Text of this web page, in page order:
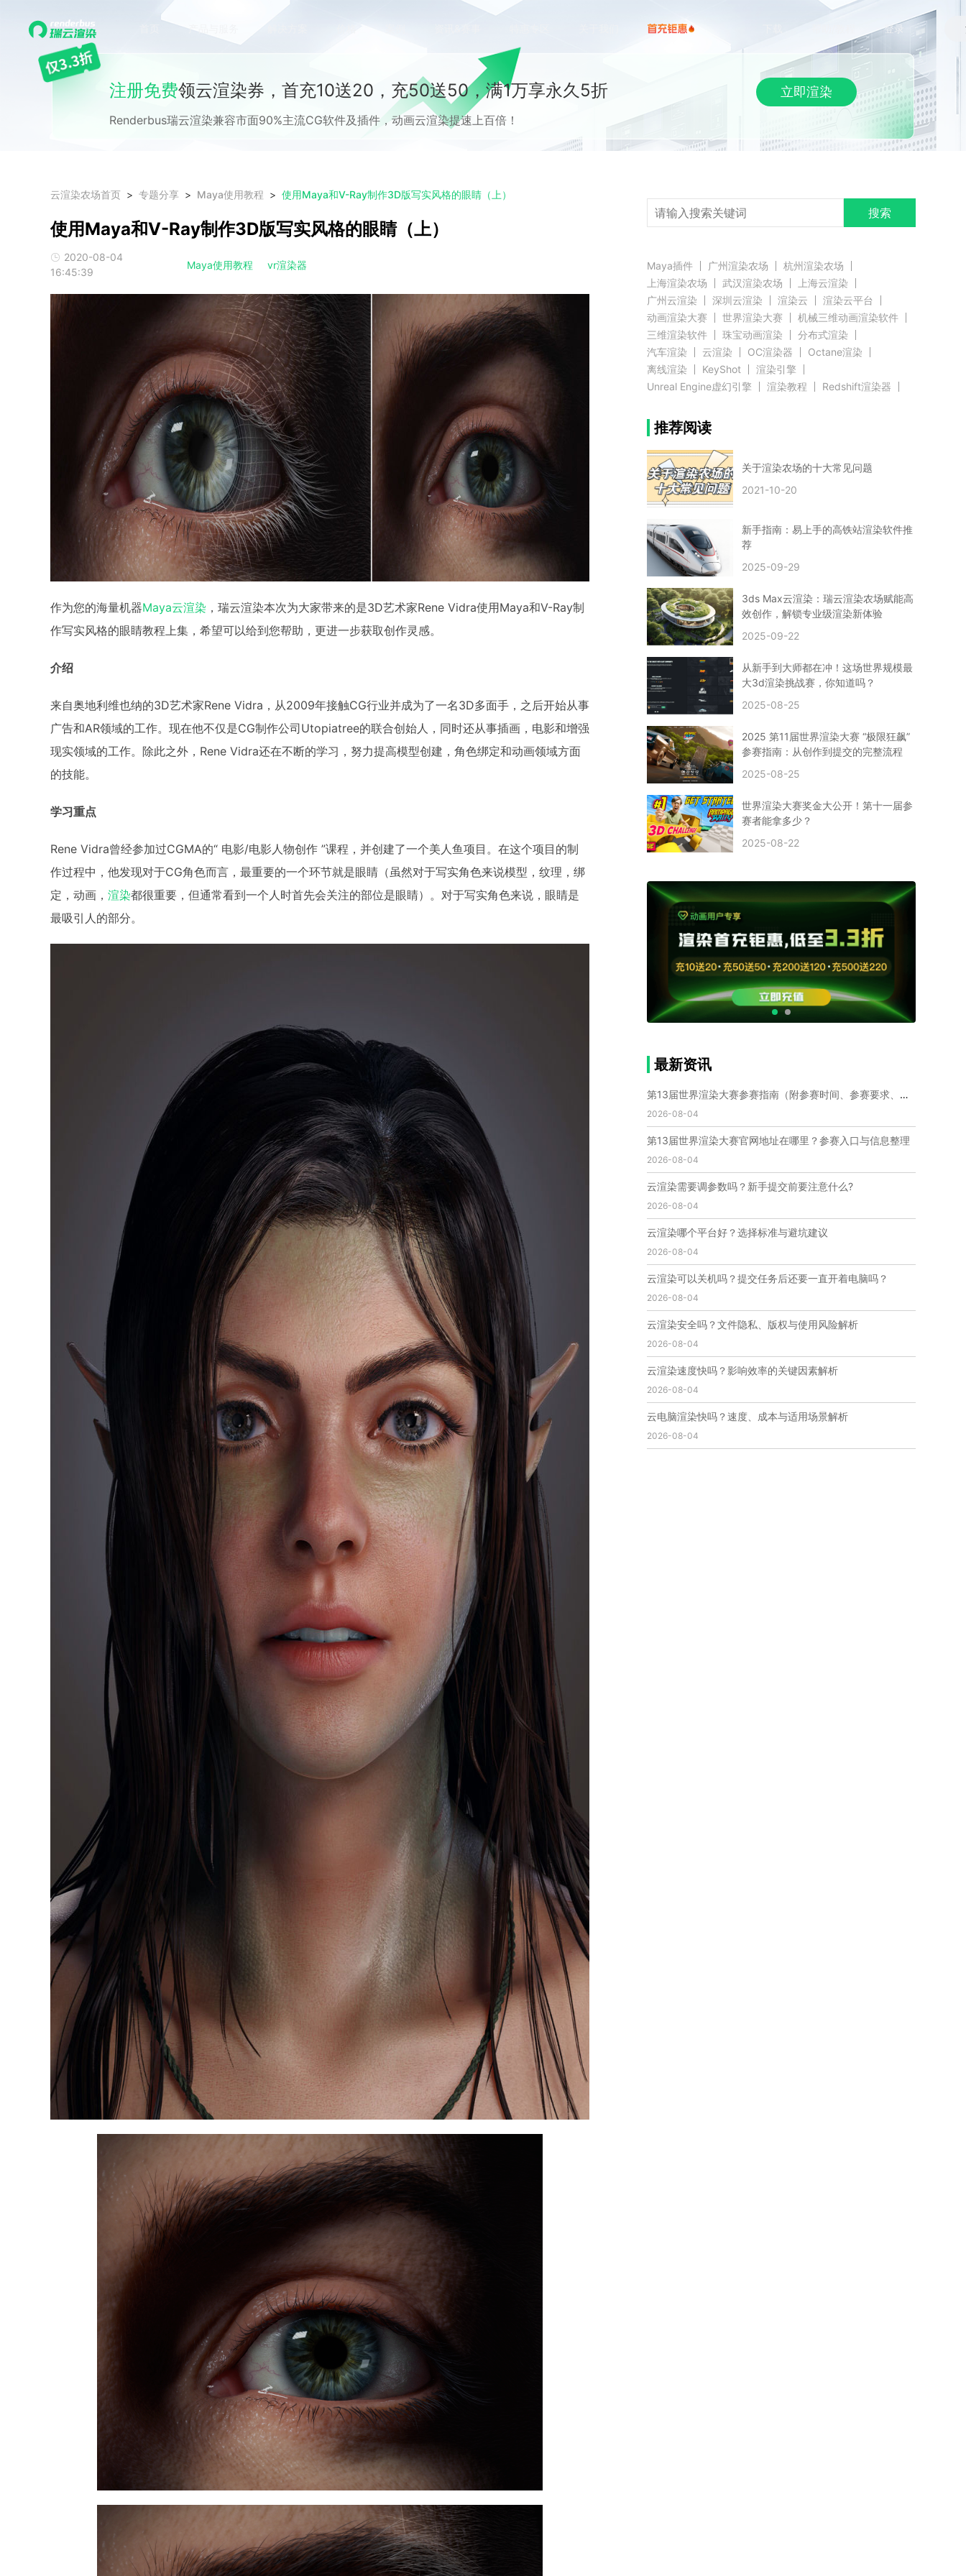
产品与服务 登录
注册免费领云渲染券，首充10送20，充50送50，满1万享永久5折
Renderbus瑞云渲染兼容市面90%主流CG软件及插件，动画云渲染提速上百倍！
立即渲染
云渲染农场首页 专题分享 Maya使用教程 使用Maya和V-Ray制作3D版写实风格的眼睛（上）
使用Maya和V-Ray制作3D版写实风格的眼睛（上）
2020-08-04
16:45:39
Maya使用教程 vr渲染器
作为您的海量机器Maya云渲染 ，瑞云渲染本次为大家带来的是3D艺术家Rene Vidra使用Maya和V-Ray制
作写实风格的眼睛教程上集，希望可以给到您帮助，更进一步获取创作灵感。
介绍
来自奥地利维也纳的3D艺术家Rene Vidra，从2009年接触CG行业并成为了一名3D多面手，之后开始从事
广告和AR领域的工作。现在他不仅是CG制作公司Utopiatree的联合创始人，同时还从事插画，电影和增强
现实领域的工作。除此之外，Rene Vidra还在不断的学习，努力提高模型创建，角色绑定和动画领域方面
的技能。
学习重点
Rene Vidra曾经参加过CGMA的“ 电影/电影人物创作 ”课程，并创建了一个美人鱼项目。在这个项目的制
作过程中，他发现对于CG角色而言，最重要的一个环节就是眼睛（虽然对于写实角色来说模型，纹理，绑
定，动画，渲染都很重要，但通常看到一个人时首先会关注的部位是眼睛）。对于写实角色来说，眼睛是
最吸引人的部分。
搜索
Maya插件 广州渲染农场
杭州渲染农场
上海渲染农场
武汉渲染农场
上海云渲染
广州云渲染
深圳云渲染 渲染云
渲染云平台
动画渲染大赛
世界渲染大赛
机械三维动画渲染软件
三维渲染软件
珠宝动画渲染
分布式渲染
汽车渲染
云渲染 OC渲染器
Octane渲染
离线渲染
KeyShot
渲染引擎
Unreal Engine虚幻引擎
渲染教程
Redshift渲染器
推荐阅读
3D模型教程
云渲染农场使用教程
渲染图黑色
云渲染农场价格
建筑效果图渲染
渲染速度慢
贴图教程
CG角色制作心得
动画渲染 在线渲染
渲染技巧
雕刻3D模型
Blender云端渲染
maya渲染 CG动画
动画制作
Blender
CG渲染 渲染农场
3dmax云端渲染
渲染图
CG原画
clarisse教程
拟真人物制作 实时渲染
视觉效果
视觉特效
特效 VRay制作案例
VFX案例
手动渲染农场
云渲染小课堂
CPU渲染
Arnold案例
vr渲染器
效果图渲染 免费云渲染
Autodesk
2D转3D
SU渲染 圣诞短片
风暴幽灵船
云渲染大咖专访
CG电影云渲染案例
Houdini建模案例
CG人物制作
Maya基础知识
Blender渲染技巧
3ds Max资讯
3ds Max教程
CG软件资讯
3d云渲染
3dmax渲染
Substance Painter
vray网络渲染
SAAS渲染农场
Lumion
ZBrush技巧
SketchUp教程
3dmax 渲染慢
渲染卡顿
云渲染怎么收费
纹理渲染
全局光引擎
渲染溢色
EEVEE渲染器
Cycles渲染器
C4D教程
Corona降噪器
奥斯卡
人物建模渲染
在线建模渲染
北京渲染农场
成都动画渲染
免费渲染农场
网络渲染农场
个人渲染农场
小型渲染农场
自建渲染农场
视频渲染农场
渲染农场软件
cpu渲染农场
渲染农场费用
渲染农场下载
模型软件
建模渲染软件
三维建模渲染
3d建模渲染
云渲染农场
C4D渲染农场
渲染农场收费
云渲染农场价格
瑞云渲染农场价格
动画渲染农场
第十一届世界渲染大赛
世界渲染大赛时间
世界渲染大赛官网
国际渲染大赛
国际渲染大赛排名
世界渲染大赛软件
瑞云官网
瑞云科技 端云
瑞云渲染官网
网络渲染软件
云渲染服务
云渲染怎么收费
云渲染怎么用
云渲染技术
云渲染原理 云渲染插件
云渲染软件
云渲染引擎
云渲染主机
云渲染软件厂家
免费云渲染
云渲染网站
云渲染收费 云渲染厂家
云渲染厂商
瑞云渲染大赛
3d渲染大赛
CG动画渲染大赛
瑞云渲染大赛报名页
瑞云渲染大赛奖项
瑞云渲染大赛历届大赛回顾
云渲染电脑
云渲染配置 云主机渲染
视频云渲染
实时渲染云
推荐阅读
关于渲染农场的十大常见问题
2021-10-20
新手指南：易上手的高铁站渲染软件推
荐
2025-09-29
3ds Max云渲染：瑞云渲染农场赋能高
效创作，解锁专业级渲染新体验
2025-09-22
从新手到大师都在冲！这场世界规模最
大3d渲染挑战赛，你知道吗？
2025-08-25
2025 第11届世界渲染大赛 “极限狂飙”
参赛指南：从创作到提交的完整流程
2025-08-25
世界渲染大赛奖金大公开！第十一届参
赛者能拿多少？
2025-08-22
最新资讯
第13届世界渲染大赛参赛指南（附参赛时间、参赛要求、赛事奖励等）
2026-08-04
第13届世界渲染大赛官网地址在哪里？参赛入口与信息整理
2026-08-04
云渲染需要调参数吗？新手提交前要注意什么?
2026-08-04
云渲染哪个平台好？选择标准与避坑建议
2026-08-04
云渲染可以关机吗？提交任务后还要一直开着电脑吗？
2026-08-04
云渲染安全吗？文件隐私、版权与使用风险解析
2026-08-04
云渲染速度快吗？影响效率的关键因素解析
2026-08-04
云电脑渲染快吗？速度、成本与适用场景解析
2026-08-04